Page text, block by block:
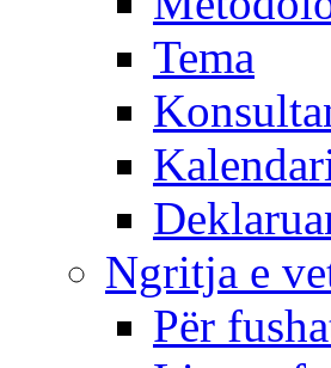
Tema
Ngritja e
Për